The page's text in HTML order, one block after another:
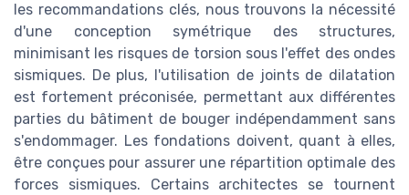
les recommandations clés, nous trouvons la nécessité
d'une conception symétrique des structures,
minimisant les risques de torsion sous l'effet des ondes
sismiques. De plus, l'utilisation de joints de dilatation
est fortement préconisée, permettant aux différentes
parties du bâtiment de bouger indépendamment sans
s'endommager. Les fondations doivent, quant à elles,
être conçues pour assurer une répartition optimale des
forces sismiques. Certains architectes se tournent